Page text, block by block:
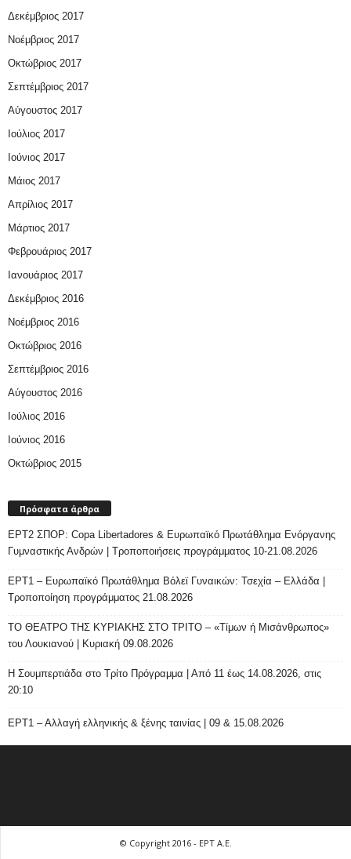
Δεκέμβριος 2017
Νοέμβριος 2017
Οκτώβριος 2017
Σεπτέμβριος 2017
Αύγουστος 2017
Ιούλιος 2017
Ιούνιος 2017
Μάιος 2017
Απρίλιος 2017
Μάρτιος 2017
Φεβρουάριος 2017
Ιανουάριος 2017
Δεκέμβριος 2016
Νοέμβριος 2016
Οκτώβριος 2016
Σεπτέμβριος 2016
Αύγουστος 2016
Ιούλιος 2016
Ιούνιος 2016
Οκτώβριος 2015
Πρόσφατα άρθρα
ΕΡΤ2 ΣΠΟΡ: Copa Libertadores & Ευρωπαϊκό Πρωτάθλημα Ενόργανης
Γυμναστικής Ανδρών | Τροποποιήσεις προγράμματος 10-21.08.2026
ΕΡΤ1 – Ευρωπαϊκό Πρωτάθλημα Βόλεϊ Γυναικών: Τσεχία – Ελλάδα |
Τροποποίηση προγράμματος 21.08.2026
ΤΟ ΘΕΑΤΡΟ ΤΗΣ ΚΥΡΙΑΚΗΣ ΣΤΟ ΤΡΙΤΟ – «Τίμων ή Μισάνθρωπος»
του Λουκιανού | Κυριακή 09.08.2026
H Σουμπερτιάδα στο Τρίτο Πρόγραμμα | Από 11 έως 14.08.2026, στις
20:10
ΕΡΤ1 – Αλλαγή ελληνικής & ξένης ταινίας | 09 & 15.08.2026
© Copyright 2016 - ΕΡΤ Α.Ε.